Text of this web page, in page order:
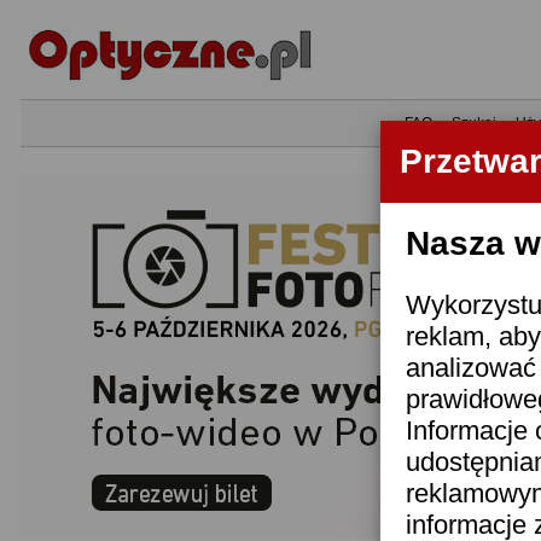
Nasza
reklam,
Informacje
informacje
•FAQ•Szukaj•